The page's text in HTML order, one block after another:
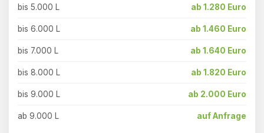
bis 5.000 L ab 1.280 Euro
bis 6.000 L ab 1.460 Euro
bis 7.000 L ab 1.640 Euro
bis 8.000 L ab 1.820 Euro
bis 9.000 L ab 2.000 Euro
ab 9.000 L auf Anfrage